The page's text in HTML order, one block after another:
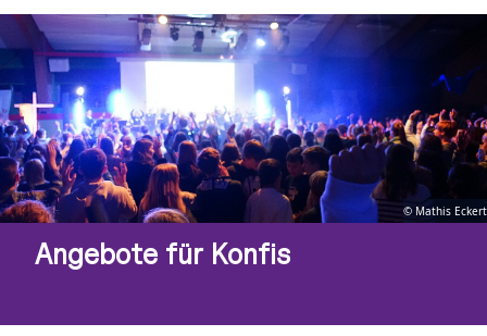
© Mathis Eckert
Angebote für Konfis